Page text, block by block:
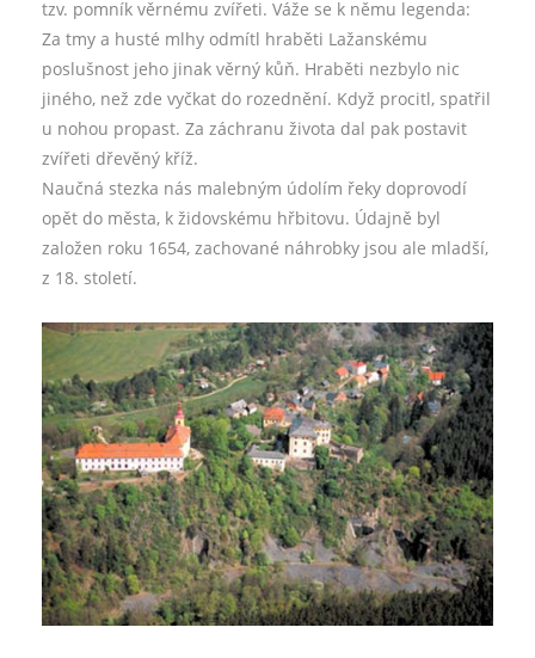
tzv. pomník věrnému zvířeti. Váže se k němu legenda:
Za tmy a husté mlhy odmítl hraběti Lažanskému
poslušnost jeho jinak věrný kůň. Hraběti nezbylo nic
jiného, než zde vyčkat do rozednění. Když procitl, spatřil
u nohou propast. Za záchranu života dal pak postavit
zvířeti dřevěný kříž.
Naučná stezka nás malebným údolím řeky doprovodí
opět do města, k židovskému hřbitovu. Údajně byl
založen roku 1654, zachované náhrobky jsou ale mladší,
z 18. století.